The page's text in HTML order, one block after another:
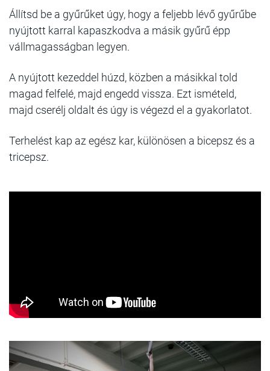
Állítsd be a gyűrűket úgy, hogy a feljebb lévő gyűrűbe
nyújtott karral kapaszkodva a másik gyűrű épp
vállmagasságban legyen.
A nyújtott kezeddel húzd, közben a másikkal told
magad felfelé, majd engedd vissza. Ezt ismételd,
majd cserélj oldalt és úgy is végezd el a gyakorlatot.
Terhelést kap az egész kar, különösen a bicepsz és a
tricepsz.